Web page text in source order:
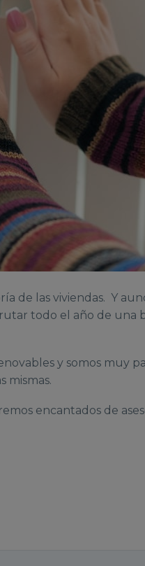
de las viviendas. Y
todo el año de
y somos muy
mismas.
encantados de